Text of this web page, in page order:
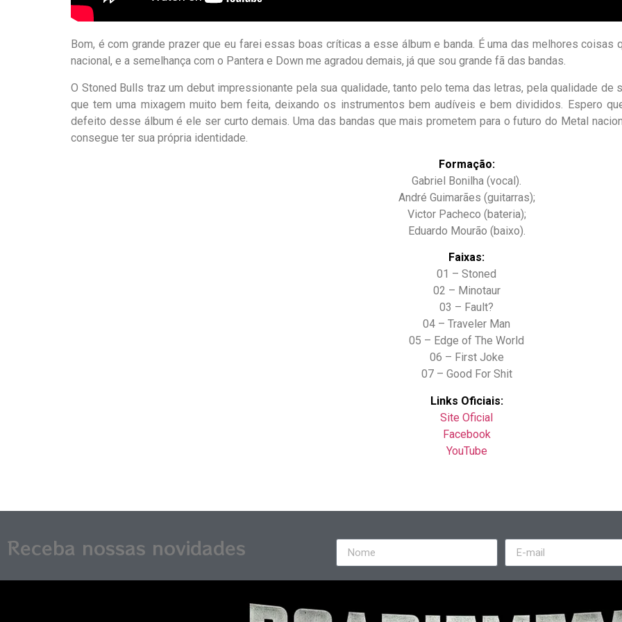
Bom, é com grande prazer que eu farei essas boas críticas a esse álbum e banda. É uma das melhores coisas
nacional, e a semelhança com o Pantera e Down me agradou demais, já que sou grande fã das bandas.
O Stoned Bulls traz um debut impressionante pela sua qualidade, tanto pelo tema das letras, pela qualidade
que tem uma mixagem muito bem feita, deixando os instrumentos bem audíveis e bem divididos. Espero
defeito desse álbum é ele ser curto demais. Uma das bandas que mais prometem para o futuro do Metal
consegue ter sua própria identidade.
Formação:
Gabriel Bonilha (vocal).
André Guimarães (guitarras);
Victor Pacheco (bateria);
Eduardo Mourão (baixo).
Faixas:
01 – Stoned
02 – Minotaur
03 – Fault?
04 – Traveler Man
05 – Edge of The World
06 – First Joke
07 – Good For Shit
Links Oficiais:
Site Oficial
Facebook
YouTube
Receba nossas novidades